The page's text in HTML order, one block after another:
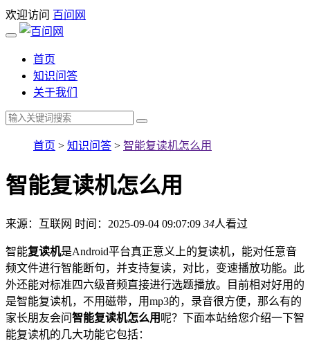
欢迎访问 百问网
首页
知识问答
关于我们
首页 > 知识问答 > 智能复读机怎么用
智能复读机怎么用
来源：互联网 时间：2025-09-04 09:07:09 34人看过
智能复读机是Android平台真正意义上的复读机，能对任意音
频文件进行智能断句，并支持复读，对比，变速播放功能。此
外还能对标准四六级音频直接进行选题播放。目前相对好用的
是智能复读机，不用磁带，用mp3的，录音很方便，那么有的
家长朋友会问智能复读机怎么用 呢？下面本站给您介绍一下智
能复读机的几大功能它包括：